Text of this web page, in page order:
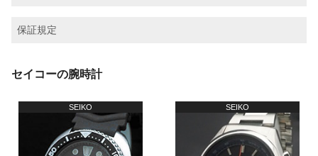
保証規定
セイコーの腕時計
SEIKO SEIKO